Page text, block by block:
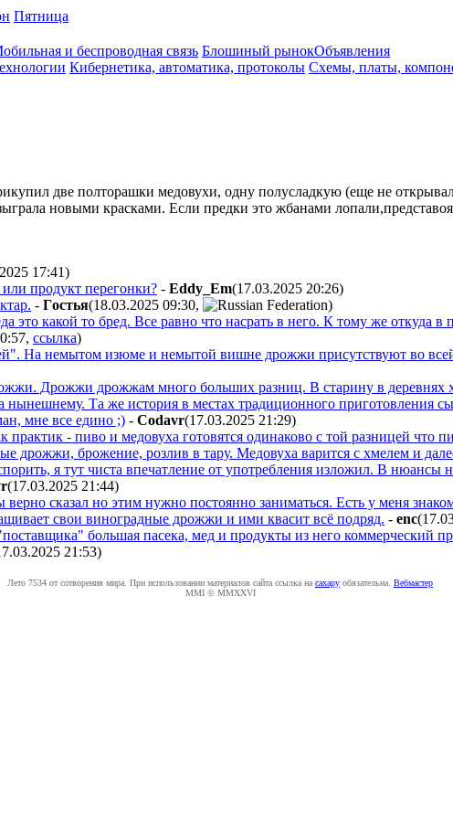
Пятница
и беспроводная связь Блошиный рынокОбъявления
Кибернетика, автоматика, протоколы Схемы, платы,
две полторашки медовухи, одну полусладкую (еще не
новыми красками. Если предки это жбанами
17:41)
продукт перегонки? - Eddy_Em(17.03.2025 20:26)
- Гocтья(18.03.2025 09:30,
)
это какой то бред. Все равно что насрать в него. К тому же откуда в
, ссылка)
На немытом изюме и немытой вишне дрожжи присутствуют во
Дрожжи дрожжам много больших разниц. В старину в деревнях
нынешнему. Та же история в местах традиционного приготовления
мне все едино ;) - Codavr(17.03.2025 21:29)
практик - пиво и медовуха готовятся одинаково с той разницей что
дрожжи, брожение, розлив в тару. Медовуха варится с хмелем и
я тут чиста впечатление от употребления изложил. В нюансы
(17.03.2025 21:44)
сказал но этим нужно постоянно заниматься. Есть у меня
свои виноградные дрожжи и ими квасит всё подряд. - enc
большая пасека, мед и продукты из него коммерческий
21:53)
Лето 7534 от сотворения мира. При использовании материалов сайта ссылка на caxapу обязательна. Вебмастер
MMI © MMXXVI